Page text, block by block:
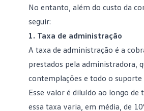
No entanto, além do custo da
seguir:
1. Taxa de administração
A taxa de administração é a
prestados pela administradora,
contemplações e todo o suporte
Esse valor é diluído ao longo de
essa taxa varia, em média, de